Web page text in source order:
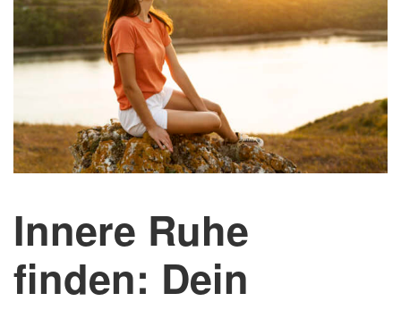
Innere Ruhe
finden: Dein